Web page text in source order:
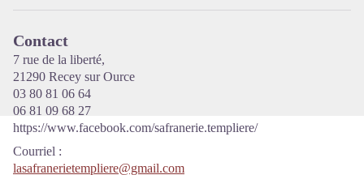
Contact
7 rue de la liberté,
21290 Recey sur Ource
03 80 81 06 64
06 81 09 68 27
https://www.facebook.com/safranerie.templiere/
Courriel :
lasafranerietempliere@gmail.com